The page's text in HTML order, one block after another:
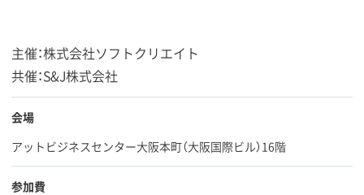
主催：株式会社ソフトクリエイト
共催：S&J株式会社
会場
アットビジネスセンター大阪本町（大阪国際ビル）16階
参加費